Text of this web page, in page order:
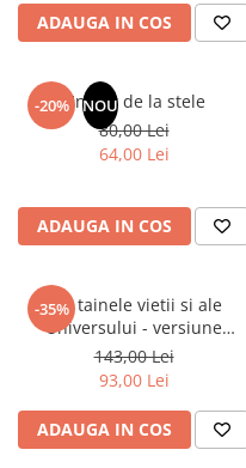
ADAUGA IN COS
-20% NOU
Un dar de la stele
80,00 Lei
64,00 Lei
ADAUGA IN COS
-35%
Din tainele vietii si ale
Universului - versiune
originala din 1939. Volumele I-
III.
143,00 Lei
93,00 Lei
ADAUGA IN COS